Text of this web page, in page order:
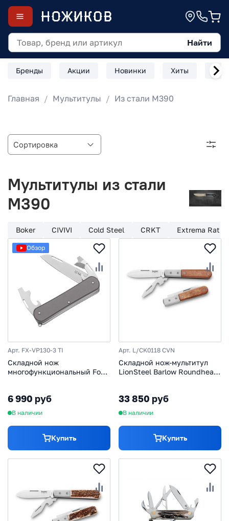
Найти
Бренды Акции Новинки Хиты
Главная Мультитулы Из стали M390
Мультитулы из стали
M390
Boker CIVIVI Cold Steel CRKT Extrema Ratio
Обзор
Арт. FX-VP130-3 TI
Складной нож
многофункциональный Fox
6 990 руб
В наличии
Купить
Арт. L/CK0118 CVN
Складной нож-мультитул
LionSteel Barlow Roundhead,
33 850 руб
В наличии
Купить